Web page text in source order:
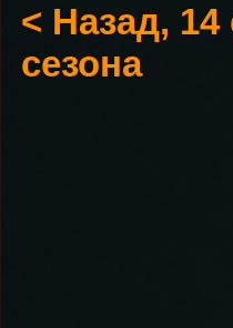
< Назад, 14
сезона